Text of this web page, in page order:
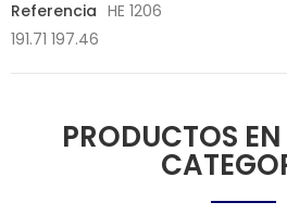
Referencia HE 1206
191.71 197.46
PRODUCTOS